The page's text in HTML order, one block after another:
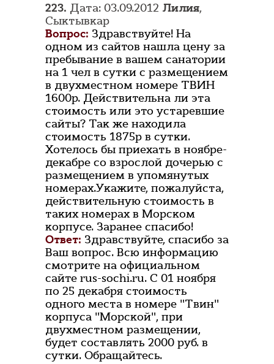
223. Дата: 03.09.2012 Лилия,
Сыктывкар
Вопрос: Здравствуйте! На
одном из сайтов нашла цену за
пребывание в вашем санатории
на 1 чел в сутки с размещением
в двухместном номере ТВИН
1600р. Действительна ли эта
стоимость или это устаревшие
сайты? Так же находила
стоимость 1875р в сутки.
Хотелось бы приехать в ноябре-
декабре со взрослой дочерью с
размещением в упомянутых
номерах.Укажите, пожалуйста,
действительную стоимость в
таких номерах в Морском
корпусе. Заранее спасибо!
Ответ: Здравствуйте, спасибо за
Ваш вопрос. Всю информацию
смотрите на официальном
сайте rus-sochi.ru. С 01 ноября
по 25 декабря стоимость
одного места в номере "Твин"
корпуса "Морской", при
двухместном размещении,
будет составлять 2000 руб. в
сутки. Обращайтесь.